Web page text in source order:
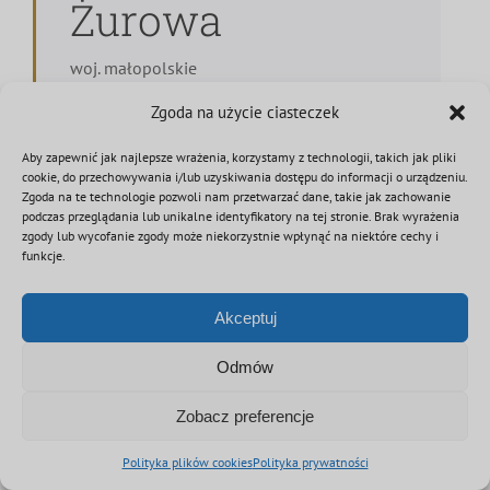
Zgoda na użycie ciasteczek
Aby zapewnić jak najlepsze wrażenia, korzystamy z technologii, takich jak pliki
cookie, do przechowywania i/lub uzyskiwania dostępu do informacji o urządzeniu.
Zgoda na te technologie pozwoli nam przetwarzać dane, takie jak zachowanie
podczas przeglądania lub unikalne identyfikatory na tej stronie. Brak wyrażenia
zgody lub wycofanie zgody może niekorzystnie wpłynąć na niektóre cechy i
funkcje.
Akceptuj
Odmów
Zobacz preferencje
Polityka plików cookiesPolityka prywatności
Żurowa
woj. małopolskie
1977 roku. Składa się z 40 muzyków. Jednym
z największych sukcesów zespołu jest
zdobycie II miejsca w Ogólnopolskim
Festiwalu Orkiestr OSP w Częstochowie w
2017 roku. W 2024 roku Orkiestra zdobyła I
miejsce w Wojewódzkim Przeglądzie
Strażackich Orkiestr Dętych Województwa
dyrygentem jest Paweł Hołda, a
tamburmajorem Jarosław Sroka.